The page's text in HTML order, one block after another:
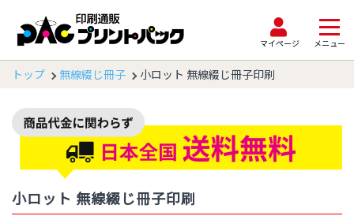
マイページ メニュー
トップ 無線綴じ冊子 小ロット 無線綴じ冊子印刷
小ロット 無線綴じ冊子印刷